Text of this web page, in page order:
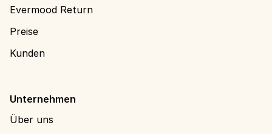
Evermood Return
Preise
Kunden
Unternehmen
Über uns